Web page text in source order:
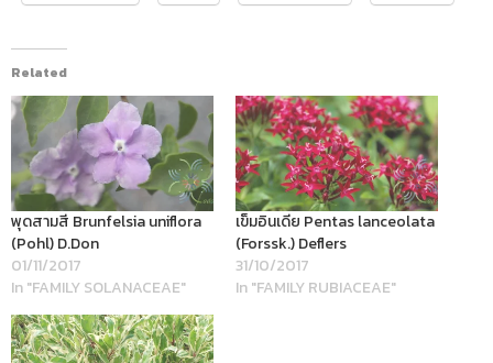
Related
พุดสามสี Brunfelsia uniflora
(Pohl) D.Don
01/11/2017
In "FAMILY SOLANACEAE"
เข็มอินเดีย Pentas lanceolata
(Forssk.) Deflers
31/10/2017
In "FAMILY RUBIACEAE"